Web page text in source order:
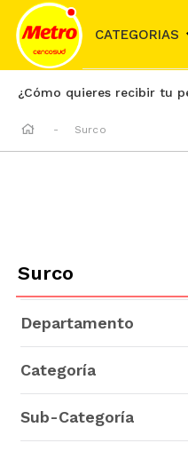
CATEGORIAS
¿Cómo quieres recibir tu
Surco
Surco
Departamento
Categoría
Sub-Categoría